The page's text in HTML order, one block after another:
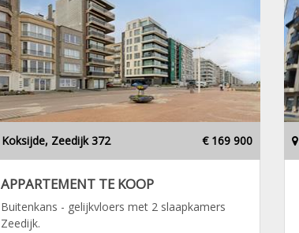
Koksijde, Zeedijk 372 € 169 900
APPARTEMENT TE KOOP
Buitenkans - gelijkvloers met 2 slaapkamers
Zeedijk.